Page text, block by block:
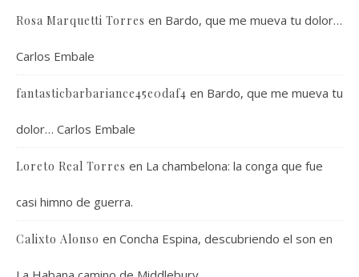
Rosa Marquetti Torres en Bardo, que me mueva tu dolor…
Carlos Embale
fantasticbarbariance45e0daf4 en Bardo, que me mueva tu
dolor… Carlos Embale
Loreto Real Torres en La chambelona: la conga que fue
casi himno de guerra.
Calixto Alonso en Concha Espina, descubriendo el son en